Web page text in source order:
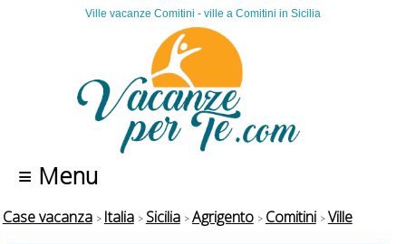
Ville vacanze Comitini - ville a Comitini in Sicilia
≡ Menu
Case vacanza Italia Sicilia Agrigento Comitini Ville